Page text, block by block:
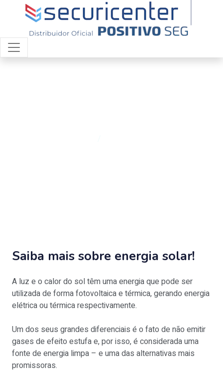
Saiba mais sobre energia solar!
A luz e o calor do sol têm uma energia que pode ser
utilizada de forma fotovoltaica e térmica, gerando energia
elétrica ou térmica respectivamente.
Um dos seus grandes diferenciais é o fato de não emitir
gases de efeito estufa e, por isso, é considerada uma
fonte de energia limpa – e uma das alternativas mais
promissoras.